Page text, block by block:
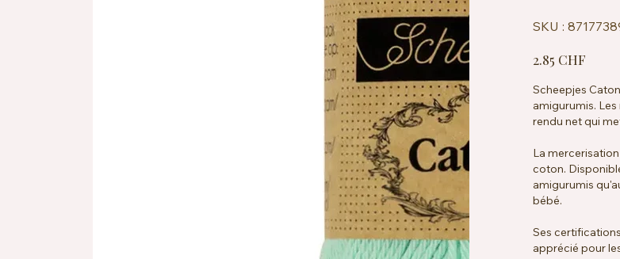
SKU :
2.85 CHF
Scheepjes
amigurumis.
rendu net qui
La
coton.
amigurumis
bébé.
Ses
apprécié pour